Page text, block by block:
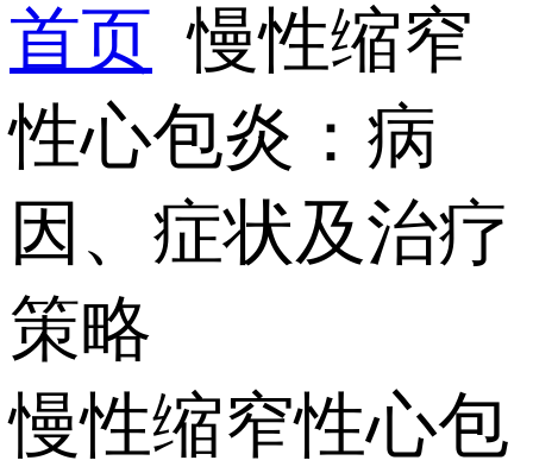
首页 慢性缩窄
性心包炎：病
因、症状及治疗
策略
慢性缩窄性心包